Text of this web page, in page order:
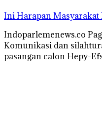
Ini Harapan Masyarakat
Indoparlemenews.co
Komunikasi dan
pasangan calon Hepy-